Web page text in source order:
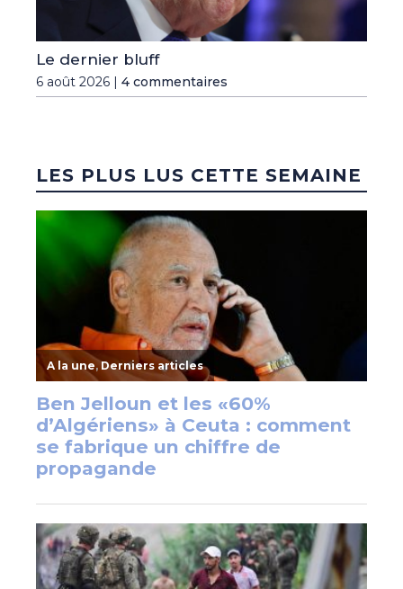
Le dernier bluff
6 août 2026 | 4 commentaires
LES PLUS LUS CETTE SEMAINE